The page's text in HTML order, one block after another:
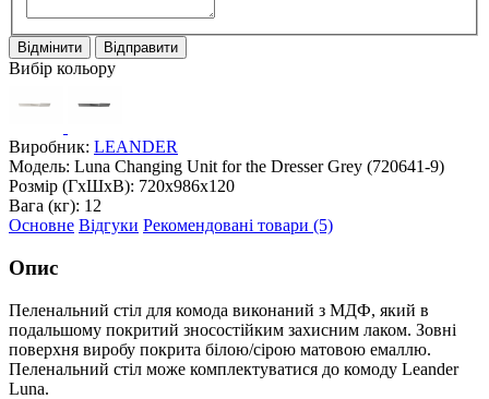
Відмінити Відправити
Вибір кольору
Виробник: LEANDER
Модель: Luna Changing Unit for the Dresser Grey (720641-9)
Розмір (ГxШxВ): 720x986x120
Вага (кг): 12
Основне Відгуки Рекомендовані товари (5)
Опис
Пеленальний стіл для комода виконаний з МДФ, який в
подальшому покритий зносостійким захисним лаком. Зовні
поверхня виробу покрита білою/сірою матовою емаллю.
Пеленальний стіл може комплектуватися до комоду Leander
Luna.